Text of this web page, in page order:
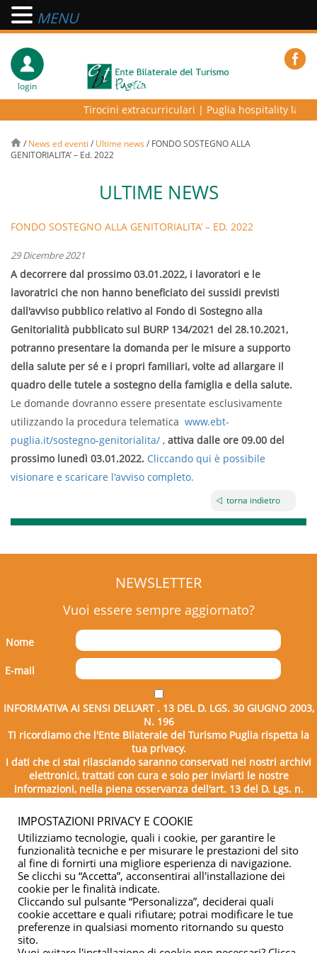
login
Tirocini extracurriculari| Puglia hospitality lab
/ News ed eventi / Ultime news / FONDO SOSTEGNO ALLA
GENITORIALITA’ – Ed. 2022
ULTIME NEWS
FONDO SOSTEGNO ALLA GENITORIALITA’ – ED. 2022
29 Dicembre 2021
A decorrere dal prossimo 03.01.2022, i lavoratori e le
lavoratrici che non hanno beneficiato dei sussidi previsti
dall'avviso pubblico relativo al Fondo di Sostegno alla
Genitorialità pubblicato sul BURP 134/2021 del 28.10.2021,
potranno presentare la domanda per le misure a supporto
della salute per sé e i propri familiari, volte ad allargare il
quadro delle tutele a sostegno della famiglia e della salute.
Le domande dovranno essere presentate esclusivamente
utilizzando la procedura telematica www.ebt-
puglia.it/sostegno-genitorialita/ , attiva dalle ore 09.00 del
prossimo lunedì 03.01.2022. Cliccando qui è possibile
visionare e scaricare l'avviso completo.
torna indietro
NEWSLETTER
Vuoi essere sempre aggiornato?
Nome
E-mail
INFORMATIVA AI SENSI DELL’ART . 13 DEL D. LGS. 30 GIUGNO 2003,
N. 196
Ti ricordiamo che l'Ente Bilaterale del Turismo Puglia rispetta la
tua privacy.
I dati che ci stai rilasciando saranno conservati nei nostri archivi
elettronici, trattati con cura e solo per inviarti le nostre
informazioni, nella piena osservanza dell'art. 13 del D. Lgs. n.
196/2003.
Copyright © 2026 - Ente Bilaterale del Turismo Puglia - C.F.
IMPOSTAZIONI PRIVACY E COOKIE
Utilizziamo tecnologie, quali i cookie, per garantire le
funzionalità tecniche e per misurare le prestazioni del sito
al fine di fornirti una migliore esperienza di navigazione.
Se clicchi su “Accetta”, acconsentirai all'installazione dei
cookie per le finalità indicate.
Cliccando sul pulsante “Personalizza”, deciderai quali
cookie accettare e quali rifiutare; potrai modificare le tue
preferenze in qualsiasi momento ritornando su questo
sito.
MENU